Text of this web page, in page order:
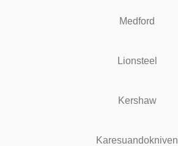
Medford
Lionsteel
Kershaw
Karesuandokniven